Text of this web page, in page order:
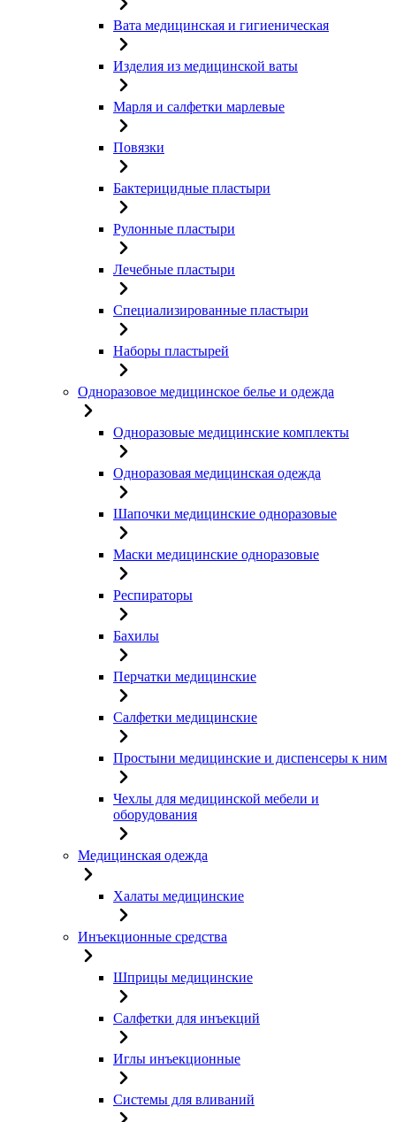
Вата медицинская и гигиеническая
Изделия из медицинской ваты
Марля и салфетки марлевые
Повязки
Бактерицидные пластыри
Рулонные пластыри
Лечебные пластыри
Специализированные пластыри
Наборы пластырей
Одноразовое медицинское белье и одежда
Одноразовые медицинские комплекты
Одноразовая медицинская одежда
Шапочки медицинские одноразовые
Маски медицинские одноразовые
Респираторы
Бахилы
Перчатки медицинские
Салфетки медицинские
Простыни медицинские и диспенсеры к ним
Чехлы для медицинской мебели и
оборудования
Медицинская одежда
Халаты медицинские
Инъекционные средства
Шприцы медицинские
Салфетки для инъекций
Иглы инъекционные
Системы для вливаний